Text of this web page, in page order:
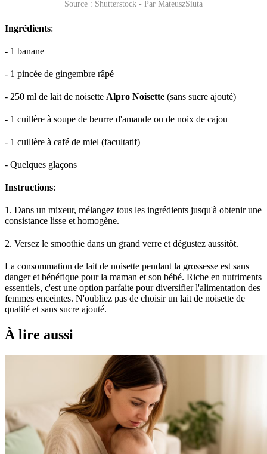
Source : Shutterstock - Par MateuszSiuta
Ingrédients:
- 1 banane
- 1 pincée de gingembre râpé
- 250 ml de lait de noisette Alpro Noisette (sans sucre ajouté)
- 1 cuillère à soupe de beurre d'amande ou de noix de cajou
- 1 cuillère à café de miel (facultatif)
- Quelques glaçons
Instructions:
1. Dans un mixeur, mélangez tous les ingrédients jusqu'à obtenir une
consistance lisse et homogène.
2. Versez le smoothie dans un grand verre et dégustez aussitôt.
La consommation de lait de noisette pendant la grossesse est sans
danger et bénéfique pour la maman et son bébé. Riche en nutriments
essentiels, c'est une option parfaite pour diversifier l'alimentation des
femmes enceintes. N'oubliez pas de choisir un lait de noisette de
qualité et sans sucre ajouté.
À lire aussi